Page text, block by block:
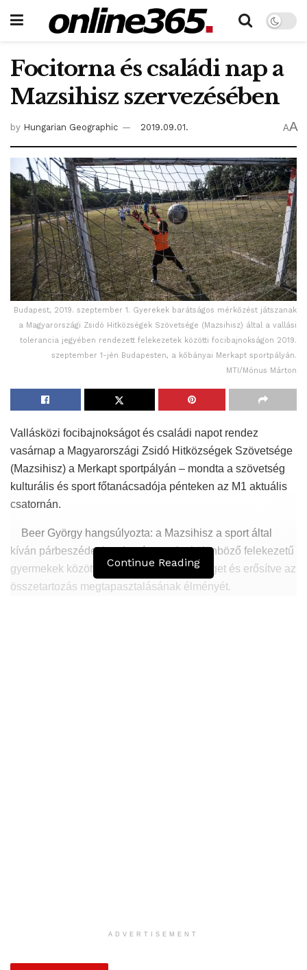
Focitorna és családi nap a
Mazsihisz szervezésében
by Hungarian Geographic 2019.09.01. AA
Budapest, 2019. szeptember 1. Gyerekek barátságos mérkőzést játszanak
a Magyarországi Zsidó Hitközségek Szövetsége (Mazsihisz) által a vallási
tolerancia jegyében rendezett felekezetek közötti focibajnokságon 2019.
szeptember 1-jén Budapesten, a kőbányai Merkapt sportpályán.
MTI/Mónus Márton
Vallásközi focibajnokságot és családi napot rendez
vasárnap a Magyarországi Zsidó Hitközségek Szövetsége
(Mazsihisz) a Merkapt sportpályán – mondta a szövetség
kulturális és sport főtanácsadója pénteken az M1 aktuális
csatornán.
Beer György hangsúlyozta: a Mazsihisz a sport által
kíván párbeszédet kezdeményezni a különböző felekezetű
gyermekek között, ezzel építve a közösséget és erősítve az
összetartozás megtapasztalásának élményét.
Continue Reading
ADVERTISEMENT